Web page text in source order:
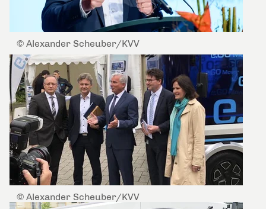
© Alexander Scheuber/KVV
© Alexander Scheuber/KVV